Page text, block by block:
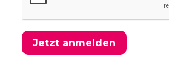
Jetzt anmelden